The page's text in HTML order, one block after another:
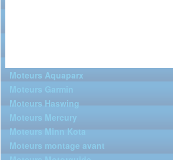
Moteurs Aquaparx
Moteurs Garmin
Moteurs Haswing
Moteurs Mercury
Moteurs Minn Kota
Moteurs montage avant